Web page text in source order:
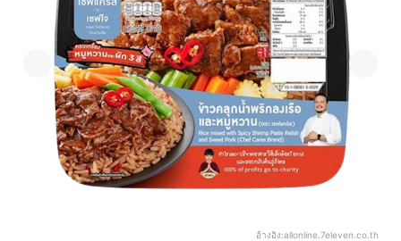
อ้างอิง:allonline.7eleven.co.th